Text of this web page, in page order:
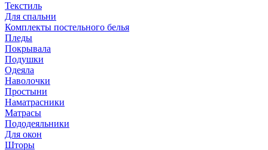
Текстиль
Для спальни
Комплекты постельного белья
Пледы
Покрывала
Подушки
Одеяла
Наволочки
Простыни
Наматрасники
Матрасы
Пододеяльники
Для окон
Шторы